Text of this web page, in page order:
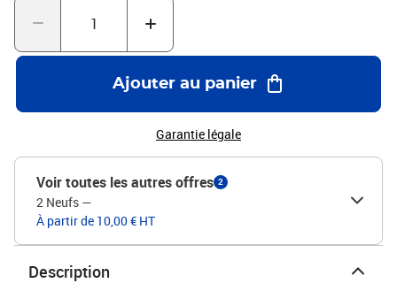
Ajouter au panier
Garantie légale
Voir toutes les autres offres 2
2 Neufs —
À partir de 10,00 € HT
Description